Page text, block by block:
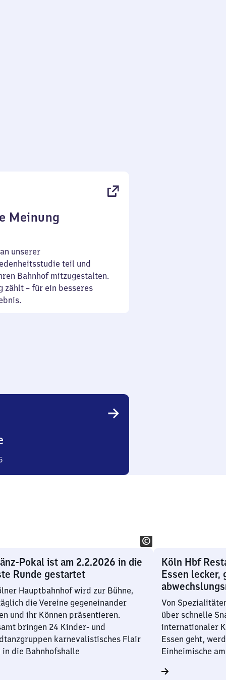
Meinung
unserer
teil und
Bahnhof mitzugestalten.
zählt – für ein besseres
Pokal ist am 2.2.2026 in die
Runde gestartet
Hauptbahnhof wird zur Bühne,
die Vereine gegeneinander
und ihr Können präsentieren.
bringen 24 Kinder- und
karnevalistisches Flair
die Bahnhofshalle
Köln Hbf
Essen lecker,
Von
über schnelle
internationaler
Essen geht,
Einheimische